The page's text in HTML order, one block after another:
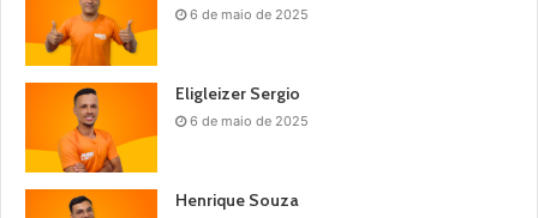
6 de maio de 2025
Eligleizer Sergio
6 de maio de 2025
Henrique Souza